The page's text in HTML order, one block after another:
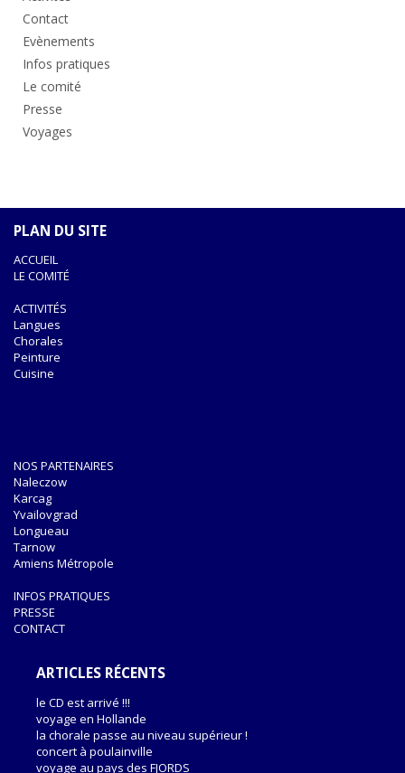
Contact
Evènements
Infos pratiques
Le comité
Presse
Voyages
PLAN DU SITE
ACCUEIL
LE COMITÉ
ACTIVITÉS
Langues
Chorales
Peinture
Cuisine
NOS PARTENAIRES
Naleczow
Karcag
Yvailovgrad
Longueau
Tarnow
Amiens Métropole
INFOS PRATIQUES
PRESSE
CONTACT
ARTICLES RÉCENTS
le CD est arrivé !!!
voyage en Hollande
la chorale passe au niveau supérieur !
concert à poulainville
voyage au pays des FJORDS